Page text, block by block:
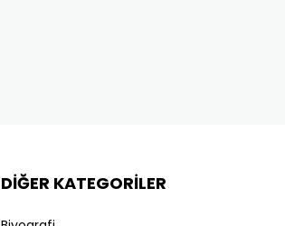
DİĞER KATEGORİLER